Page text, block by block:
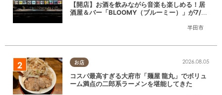
半田市
【開店】お酒を飲みながら音楽も楽しめる！居
酒屋＆バー「BLOOMY（ブルーミー）」が7/3
お店 2026.08.05
コスパ最高すぎる大府市「麺屋 龍丸」でボリュ
ーム満点の二郎系ラーメンを堪能してきた